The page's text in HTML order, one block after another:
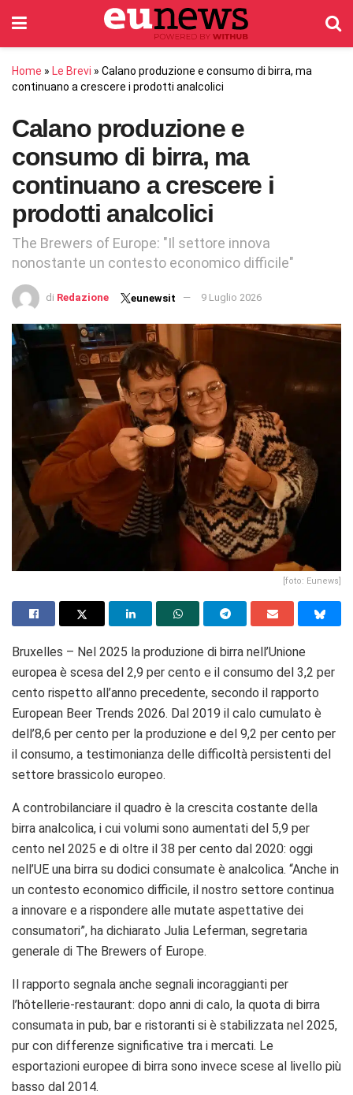
Home » Le Brevi » Calano produzione e consumo di birra, ma
continuano a crescere i prodotti analcolici
Calano produzione e
consumo di birra, ma
continuano a crescere i
prodotti analcolici
The Brewers of Europe: "Il settore innova
nonostante un contesto economico difficile"
di Redazione eunewsit 9 Luglio 2026
[foto: Eunews]
Bruxelles – Nel 2025 la produzione di birra nell’Unione
europea è scesa del 2,9 per cento e il consumo del 3,2 per
cento rispetto all’anno precedente, secondo il rapporto
European Beer Trends 2026. Dal 2019 il calo cumulato è
dell’8,6 per cento per la produzione e del 9,2 per cento per
il consumo, a testimonianza delle difficoltà persistenti del
settore brassicolo europeo.
A controbilanciare il quadro è la crescita costante della
birra analcolica, i cui volumi sono aumentati del 5,9 per
cento nel 2025 e di oltre il 38 per cento dal 2020: oggi
nell’UE una birra su dodici consumate è analcolica. “Anche in
un contesto economico difficile, il nostro settore continua
a innovare e a rispondere alle mutate aspettative dei
consumatori”, ha dichiarato Julia Leferman, segretaria
generale di The Brewers of Europe.
Il rapporto segnala anche segnali incoraggianti per
l’hôtellerie-restaurant: dopo anni di calo, la quota di birra
consumata in pub, bar e ristoranti si è stabilizzata nel 2025,
pur con differenze significative tra i mercati. Le
esportazioni europee di birra sono invece scese al livello più
basso dal 2014.